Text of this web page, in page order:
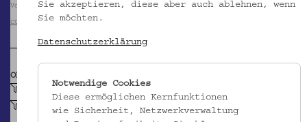
Volkskundemuseum Wien / Foto: Dorothea von Miller
CC BY-NC-SA
OBJEKTKLASSE
Teller (Keramik)
Krapfenteller
Sie akzeptieren, diese aber auch ablehnen, wenn
Sie möchten.
Datenschutzerklärung
Notwendige Cookies
Diese ermöglichen Kernfunktionen
wie Sicherheit, Netzwerkverwaltung